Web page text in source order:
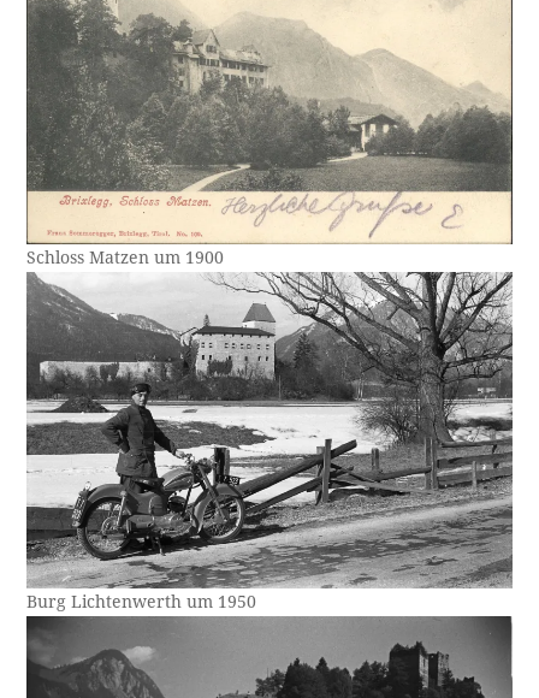
Schloss Matzen um 1900
Burg Lichtenwerth um 1950